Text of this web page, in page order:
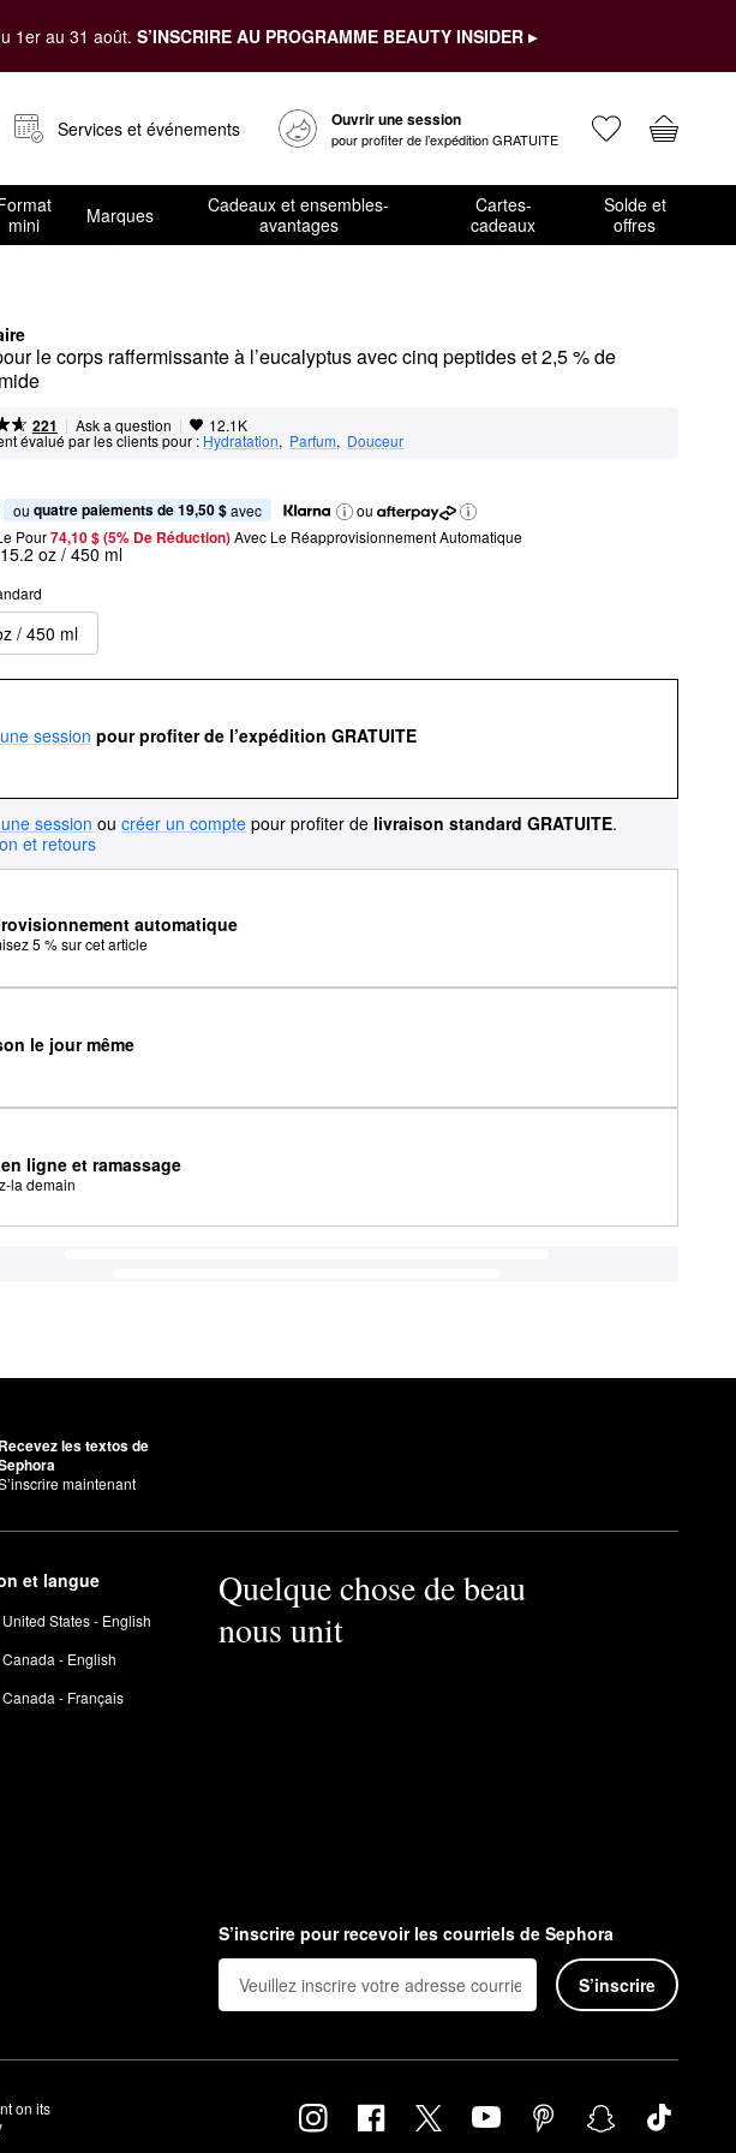
1er au 31 août. S’INSCRIRE AU PROGRAMME BEAUTY INSIDER ▸
Services et événements Ouvrir une session
pour profiter de l’expédition GRATUITE
mini
Marques
Cadeaux et ensembles-
avantages
Cartes-
cadeaux
Solde et
offres
le corps raffermissante à l’eucalyptus avec cinq peptides et 2,5 % de
221 | Ask a question | 12.1K
évalué par les clients pour : Hydratation, Parfum, Douceur
ou quatre paiements de 19,50 $ avec
ou
Pour74,10 $ (5% De Réduction) Avec Le Réapprovisionnement Automatique
15.2 oz / 450 ml
/ 450 ml
session pour profiter de l’expédition GRATUITE
session ou créer un compte pour profiter de livraison standard GRATUITE.
et retours
automatique
5 % sur cet article
le jour même
ligne et ramassage
la demain
Recevez les textos de
maintenant
et langue
United States - English
Canada - English
Canada - Français
Quelque chose de beau
nous unit
S’inscrire pour recevoir les courriels de Sephora
S’inscrire
on its